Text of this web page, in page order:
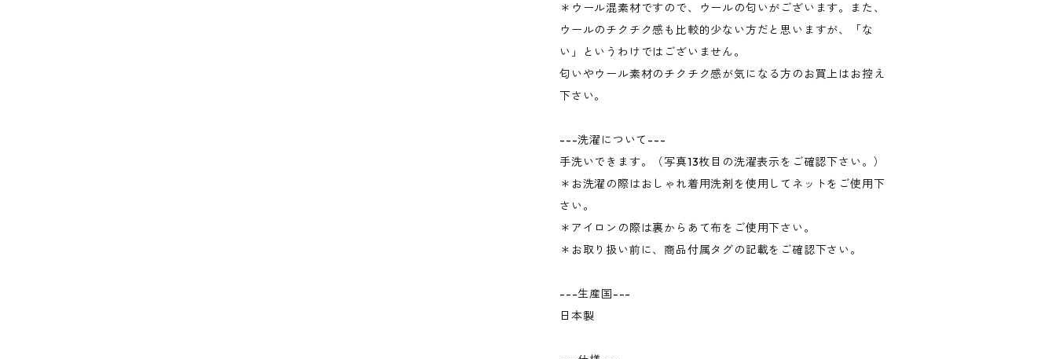
＊ウール混素材ですので、ウールの匂いがございます。また、
ウールのチクチク感も比較的少ない方だと思いますが、「な
い」というわけではございません。
匂いやウール素材のチクチク感が気になる方のお買上はお控え
下さい。
---洗濯について---
手洗いできます。（写真13枚目の洗濯表示をご確認下さい。）
＊お洗濯の際はおしゃれ着用洗剤を使用してネットをご使用下
さい。
＊アイロンの際は裏からあて布をご使用下さい。
＊お取り扱い前に、商品付属タグの記載をご確認下さい。
---生産国---
日本製